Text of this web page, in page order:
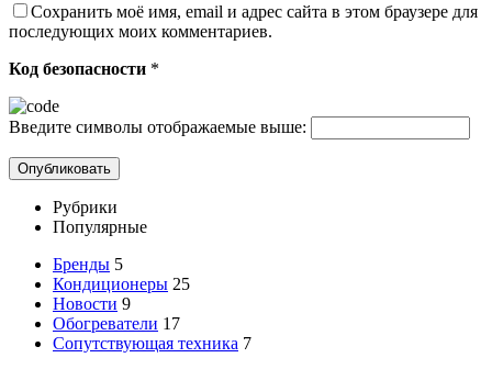
Сохранить моё имя, email и адрес сайта в этом браузере для
последующих моих комментариев.
Код безопасности *
Введите символы отображаемые выше:
Рубрики
Популярные
Бренды 5
Кондиционеры 25
Новости 9
Обогреватели 17
Сопутствующая техника 7